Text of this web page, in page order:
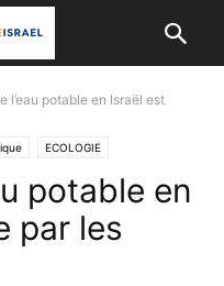
l’eau potable en Israël est
ECOLOGIE
potable en
par les